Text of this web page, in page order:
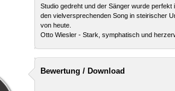
Studio gedreht und der Sänger wurde
den vielversprechenden Song in steirischer
von heute.
Otto Wiesler - Stark, symphatisch und
Bewertung / Download